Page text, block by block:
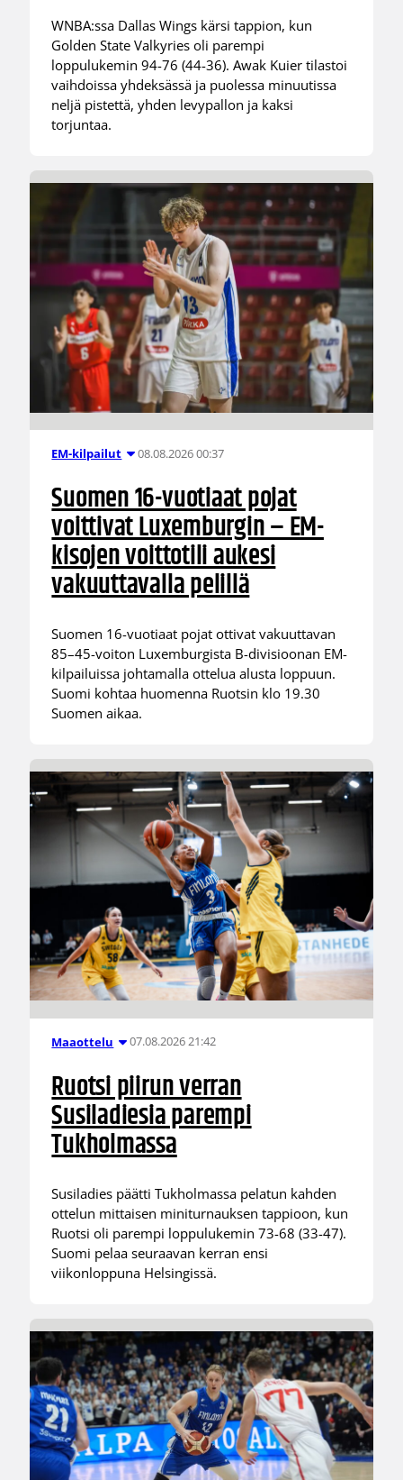
WNBA:ssa Dallas Wings kärsi tappion, kun
Golden State Valkyries oli parempi
loppulukemin 94-76 (44-36). Awak Kuier tilastoi
vaihdoissa yhdeksässä ja puolessa minuutissa
neljä pistettä, yhden levypallon ja kaksi
torjuntaa.
EM-kilpailut 08.08.2026 00:37
Suomen 16-vuotiaat pojat
voittivat Luxemburgin – EM-
kisojen voittotili aukesi
vakuuttavalla pelillä
Suomen 16-vuotiaat pojat ottivat vakuuttavan
85–45-voiton Luxemburgista B-divisioonan EM-
kilpailuissa johtamalla ottelua alusta loppuun.
Suomi kohtaa huomenna Ruotsin klo 19.30
Suomen aikaa.
Maaottelu 07.08.2026 21:42
Ruotsi piirun verran
Susiladiesia parempi
Tukholmassa
Susiladies päätti Tukholmassa pelatun kahden
ottelun mittaisen miniturnauksen tappioon, kun
Ruotsi oli parempi loppulukemin 73-68 (33-47).
Suomi pelaa seuraavan kerran ensi
viikonloppuna Helsingissä.